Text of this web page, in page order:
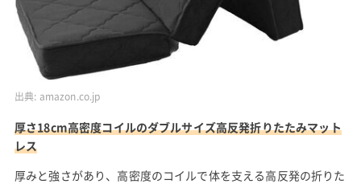
出典: amazon.co.jp
厚さ18cm高密度コイルのダブルサイズ高反発折りたたみマット
レス
厚みと強さがあり、高密度のコイルで体を支える高反発の折りた